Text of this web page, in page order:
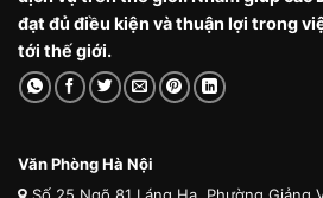
đạt đủ điều kiện và thuận lợi trong
tới thế giới.
Văn Phòng Hà Nội